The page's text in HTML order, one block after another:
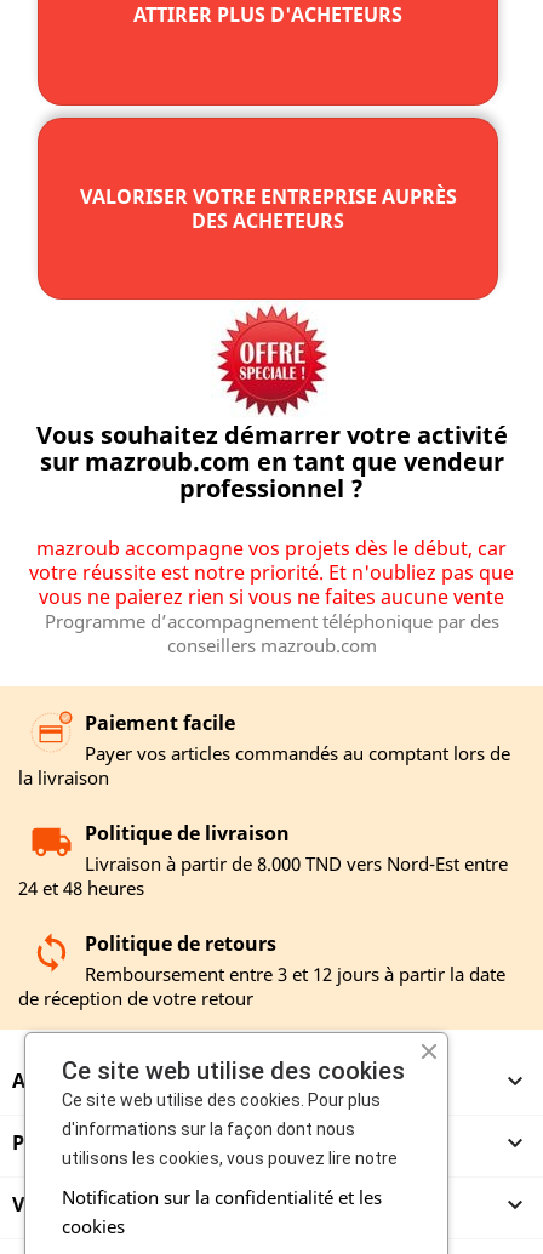
ATTIRER PLUS D'ACHETEURS
VALORISER VOTRE ENTREPRISE AUPRÈS
DES ACHETEURS
Vous souhaitez démarrer votre activité
sur mazroub.com en tant que vendeur
professionnel ?
mazroub accompagne vos projets dès le début, car
votre réussite est notre priorité. Et n'oubliez pas que
vous ne paierez rien si vous ne faites aucune vente
Programme d’accompagnement téléphonique par des
conseillers mazroub.com
Paiement facile
Payer vos articles commandés au comptant lors de
la livraison
Politique de livraison
Livraison à partir de 8.000 TND vers Nord-Est entre
24 et 48 heures
Politique de retours
Remboursement entre 3 et 12 jours à partir la date
de réception de votre retour
A PROPOS 
PRODUITS 
VENDEURS 
Ce site web utilise des cookies
Ce site web utilise des cookies. Pour plus
d'informations sur la façon dont nous
utilisons les cookies, vous pouvez lire notre
Notification sur la confidentialité et les
cookies